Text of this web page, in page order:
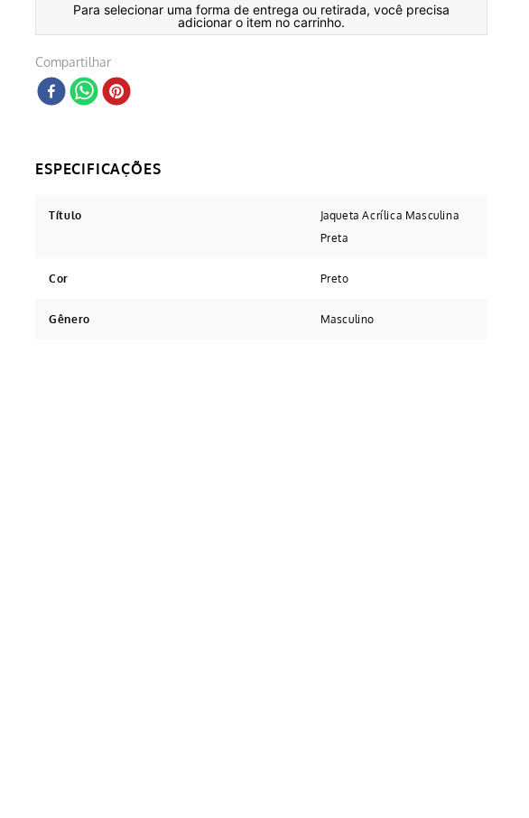
Para selecionar uma forma de entrega ou retirada, você precisa
adicionar o item no carrinho.
Compartilhar
Título
Jaqueta Acrílica Masculina
Preta
Cor Preto
Gênero Masculino